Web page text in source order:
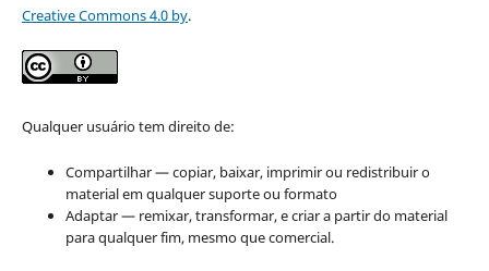
Creative Commons 4.0 by.
Qualquer usuário tem direito de:
Compartilhar — copiar, baixar, imprimir ou redistribuir o
material em qualquer suporte ou formato
Adaptar — remixar, transformar, e criar a partir do material
para qualquer fim, mesmo que comercial.